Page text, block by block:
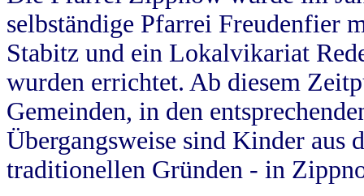
selbständige Pfarrei Freudenfier
Stabitz und ein Lokalvikariat
wurden errichtet. Ab diesem
Gemeinden, in den
Übergangsweise sind Kinder aus
traditionellen Gründen - in